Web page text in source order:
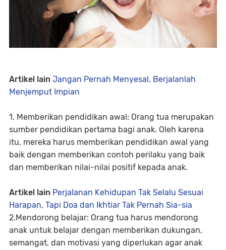
Artikel lain Jangan Pernah Menyesal, Berjalanlah
Menjemput Impian
1. Memberikan pendidikan awal: Orang tua merupakan
sumber pendidikan pertama bagi anak. Oleh karena
itu, mereka harus memberikan pendidikan awal yang
baik dengan memberikan contoh perilaku yang baik
dan memberikan nilai-nilai positif kepada anak.
Artikel lain Perjalanan Kehidupan Tak Selalu Sesuai
Harapan, Tapi Doa dan Ikhtiar Tak Pernah Sia-sia
2.Mendorong belajar: Orang tua harus mendorong
anak untuk belajar dengan memberikan dukungan,
semangat, dan motivasi yang diperlukan agar anak